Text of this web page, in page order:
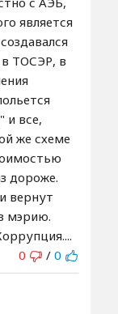
является
в ТОСЭР, в
и все,
же схеме
дороже.
вернут
мэрию.
0
/ 0